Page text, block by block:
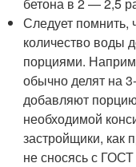
Следует помнить,
количество воды
порциями.
обычно делят на
добавляют
необходимой
застройщики, как
не сносясь с